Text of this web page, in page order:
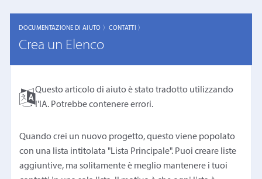
DOCUMENTAZIONE DI AIUTO 〉CONTATTI 〉
Crea un Elenco
Questo articolo di aiuto è stato tradotto utilizzando
l'IA. Potrebbe contenere errori.
Quando crei un nuovo progetto, questo viene popolato
con una lista intitolata "Lista Principale". Puoi creare liste
aggiuntive, ma solitamente è meglio mantenere i tuoi